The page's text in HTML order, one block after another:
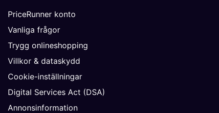
PriceRunner konto
Vanliga frågor
Trygg onlineshopping
Villkor & dataskydd
Cookie-inställningar
Digital Services Act (DSA)
Annonsinformation